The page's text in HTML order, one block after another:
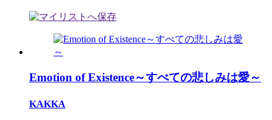
Emotion of Existence～すべての悲しみは愛～
KAKKA